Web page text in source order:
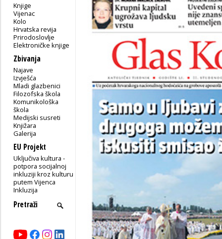
Knjige
Vijenac
Kolo
Hrvatska revija
Prirodoslovlje
Elektroničke knjige
Zbivanja
Najave
Izvješća
Mladi glazbenici
Filozofska škola
Komunikološka
škola
Medijski susreti
Knjižara
Galerija
EU Projekt
Uključiva kultura -
potpora socijalnoj
inkluziji kroz kulturu
putem Vijenca
Inkluzija